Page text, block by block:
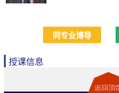
同专业博导
授课信息